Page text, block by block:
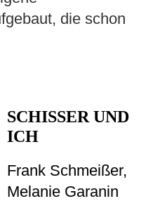
die schon
SCHISSER UND
ICH
Frank Schmeißer,
Melanie Garanin